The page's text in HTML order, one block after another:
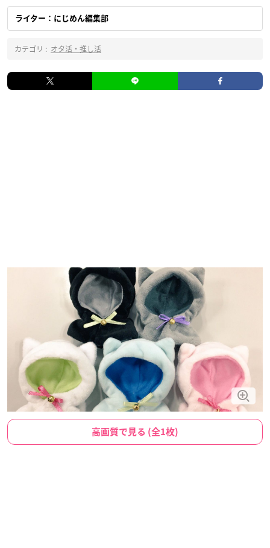
ライター：にじめん編集部
カテゴリ : オタ活・推し活
高画質で見る (全1枚)